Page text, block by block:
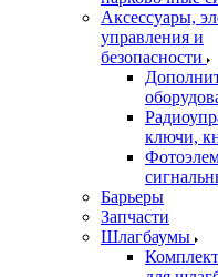
Аксессуары,
управления и
безопасности
ключи,
Барьеры
Запчасти
Шлагбаумы